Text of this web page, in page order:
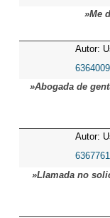
»Me
Autor:
»Abogada de
Autor:
»Llamada no